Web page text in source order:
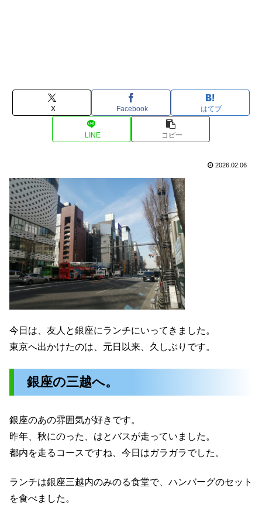
X Facebook はてブ
LINE コピー
2026.02.06
今日は、友人と銀座にランチにいってきました。
東京へ出かけたのは、元日以来、久しぶりです。
銀座の三越へ。
銀座のあの雰囲気が好きです。
昨年、秋にのった、はとバスが走っていました。
都内を走るコースですね、今日はガラガラでした。
ランチは銀座三越内のみのる食堂で、ハンバーグのセット
を食べました。